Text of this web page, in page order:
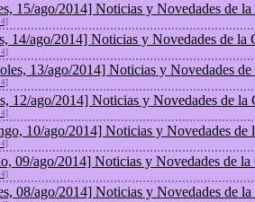
15/ago/2014] Noticias y Novedades de
14/ago/2014] Noticias y Novedades de la
13/ago/2014] Noticias y Novedades
12/ago/2014] Noticias y Novedades de la
10/ago/2014] Noticias y Novedades de
09/ago/2014] Noticias y Novedades de
08/ago/2014] Noticias y Novedades de